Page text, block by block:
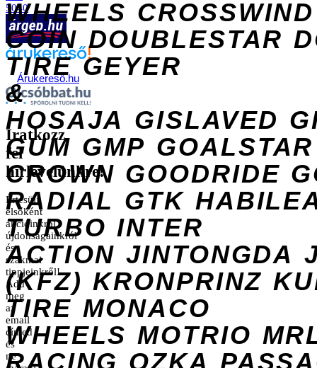
WHEELS CROSSWIND
COIN DOUBLESTAR
TIRE GEYER
&
HOSAJA GISLAVED
GUM GMP GOALSTAR
CROWN GOODRIDE
RADIAL GTK
TURBO INTER
ACTION JINTONGDA
(KFZ) KRONPRINZ
TIRE MONACO
WHEELS MOTRIO
RACING OZKA
5040
Árukereső.hu
Iratkozz
fel
hírlevelünkre!
Értesülj
elsőként
akcióinkról,
újdonságainkról
és
szakmai
tippjeinkről!
Add
meg
az
email
címed
és
ne